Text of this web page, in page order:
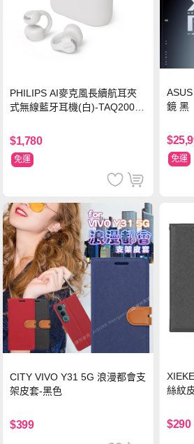
PHILIPS AI麥克風長續航耳夾
式無線藍牙耳機(白)-TAQ2000
$1,780
免運
鏡 黑
免運
CITY VIVO Y31 5G 浪漫都會支
架皮套-黑色
$399
絲紋
$290